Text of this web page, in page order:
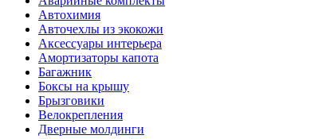
Автохимия
Авточехлы из экокожи
Аксессуары интерьера
Амортизаторы капота
Багажник
Боксы на крышу
Брызговики
Велокрепления
Дверные молдинги